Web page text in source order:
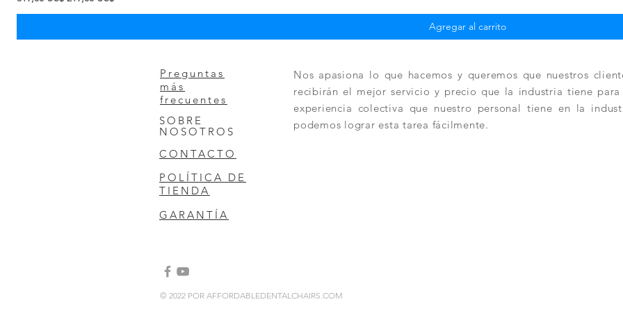
Agregar al carrito
Preguntas
más
frecuentes
SOBRE
NOSOTROS
CONTACTO
POLÍTICA DE
TIENDA
Nos apasiona lo que hacemos y queremos que nuestros
recibirán el mejor servicio y precio que la industria tiene
experiencia colectiva que nuestro personal tiene en la
podemos lograr esta tarea fácilmente.
GARANTÍA
© 2022 POR AFFORDABLEDENTALCHAIRS.COM